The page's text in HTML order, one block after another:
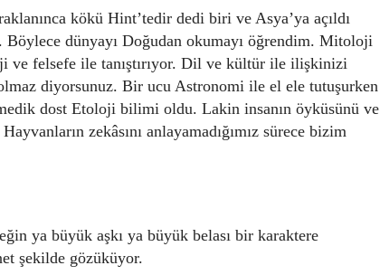
kökü Hint’tedir dedi biri ve Asya’ya açıldı
dünyayı Doğudan okumayı öğrendim. Mitoloji
felsefe ile tanıştırıyor. Dil ve kültür ile ilişkinizi
diyorsunuz. Bir ucu Astronomi ile el ele tutuşurken
dost Etoloji bilimi oldu. Lakin insanın öyküsünü ve
zekâsını anlayamadığımız sürece bizim
ya büyük aşkı ya büyük belası bir karaktere
şekilde gözüküyor.